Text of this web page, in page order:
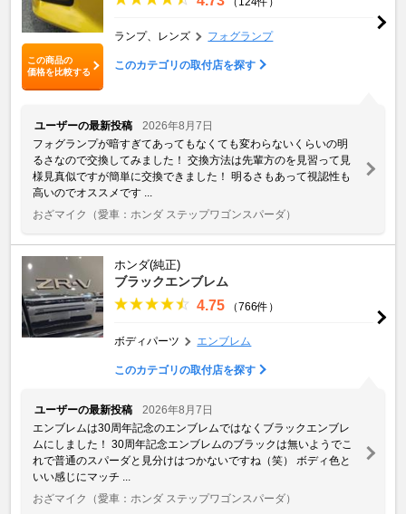
この商品の
価格を比較する
ランプ、レンズ フォグランプ
このカテゴリの取付店を探す
ユーザーの最新投稿
2026年8月7日
フォグランプが暗すぎてあってもなくても変わらないくらいの明
るさなので交換してみました！ 交換方法は先輩方のを見習って見
様見真似ですが簡単に交換できました！ 明るさもあって視認性も
高いのでオススメです ...
おざマイク
（愛車：ホンダ ステップワゴンスパーダ）
ホンダ(純正)
ブラックエンブレム
4.75 （766件）
ボディパーツ エンブレム
このカテゴリの取付店を探す
ユーザーの最新投稿
2026年8月7日
エンブレムは30周年記念のエンブレムではなくブラックエンブレ
ムにしました！ 30周年記念エンブレムのブラックは無いようでこ
れで普通のスパーダと見分けはつかないですね（笑） ボディ色と
いい感じにマッチ ...
おざマイク
（愛車：ホンダ ステップワゴンスパーダ）